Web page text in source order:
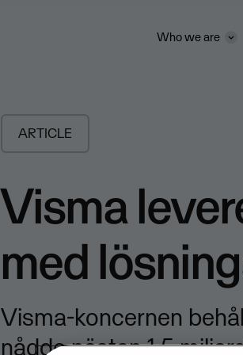
Who we are
ARTICLE
Visma
med
Visma-koncernen
nådde nästan 1,5